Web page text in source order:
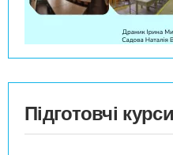
Підготовчі курси